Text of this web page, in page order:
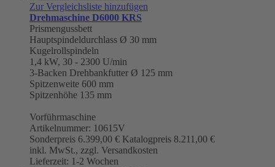
Zur Vergleichsliste hinzufügen
Drehmaschine D6000 KRS
Prismengussbett
Hauptspindeldurchlass Ø 30 mm
Kugelrollspindeln
1,4 kW, 30 - 2300 U/min
3-Backen Drehbankfutter Ø 125 mm
Spitzenweite 600 mm
Spitzenhöhe 135 mm
Vorführmaschine
Artikelnummer: 10615V
Sonderpreis 6.399,00 € Katalogpreis 8.211,00 €
inkl. MwSt., zzgl. Versandkosten
Lieferzeit: 1-2 Wochen